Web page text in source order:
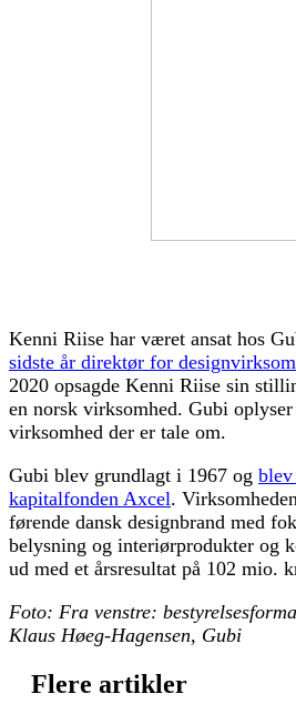
Kenni Riise har været ansat hos
sidste år direktør for
2020 opsagde Kenni Riise sin
en norsk virksomhed. Gubi
virksomhed der er tale om.
Gubi blev grundlagt i 1967 og
kapitalfonden Axcel.
førende dansk designbrand med
belysning og interiørprodukter og
ud med et årsresultat på 102 mio.
Foto: Fra venstre:
Klaus Høeg-Hagensen, Gubi
Flere artikler